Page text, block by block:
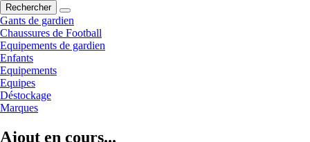
Rechercher
Gants de gardien
Chaussures de Football
Equipements de gardien
Enfants
Equipements
Equipes
Déstockage
Marques
Ajout en cours...